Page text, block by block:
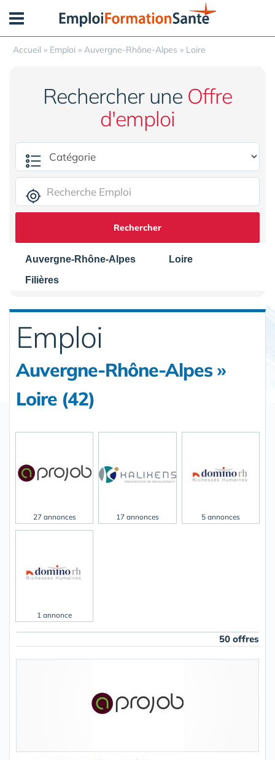
Accueil » Emploi » Auvergne-Rhône-Alpes » Loire
Rechercher une Offre
d'emploi
Rechercher
Auvergne-Rhône-Alpes
Loire
Filières
Emploi
Auvergne-Rhône-Alpes »
Loire (42)
27 annonces 17 annonces 5 annonces
1 annonce
50 offres